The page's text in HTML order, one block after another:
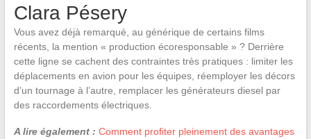
Clara Pésery
Vous avez déjà remarqué, au générique de certains films
récents, la mention « production écoresponsable » ? Derrière
cette ligne se cachent des contraintes très pratiques : limiter les
déplacements en avion pour les équipes, réemployer les décors
d’un tournage à l’autre, remplacer les générateurs diesel par
des raccordements électriques.
A lire également : Comment profiter pleinement des avantages